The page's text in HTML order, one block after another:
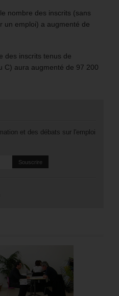
nombre des inscrits (sans
un emploi) a augmenté de
des inscrits tenus de
C) aura augmenté de 97 200
et des débats sur l'emploi